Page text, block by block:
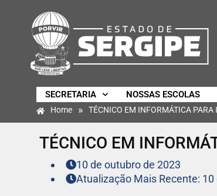
SECRETARIA NOSSAS ESCOLAS
Home » TÉCNICO EM INFORMÁTICA
TÉCNICO EM
10 de outubro de 2023
Atualização Mais Recente: